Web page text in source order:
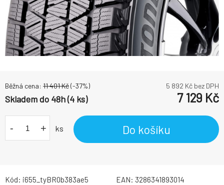
Běžná cena: 11 401Kč(-37%) 5 892 Kč bez DPH
Skladem do 48h (4 ks) 7 129 Kč
- + ks Do košíku
Kód: i655_tyBR0b383ae5 EAN: 3286341893014